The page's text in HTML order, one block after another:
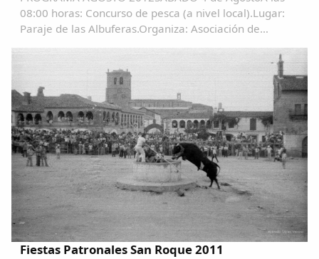
08:00 horas: Concurso de pesca (a nivel local).Lugar:
Paraje de las Albuferas.Organiza: Asociación de
Fiestas Patronales San Roque 2011